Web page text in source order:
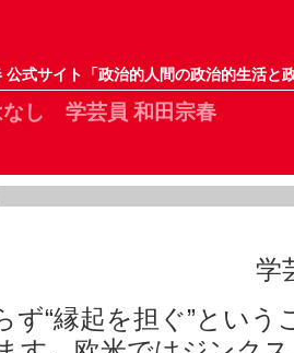
公式サイト「政治的人間の政治的生活と
なし 学芸員 和田宗春
学
“縁起を担ぐ”という